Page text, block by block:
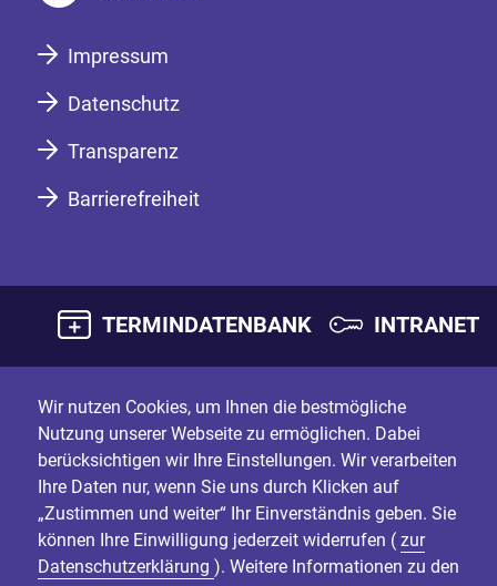
Impressum
Datenschutz
Transparenz
Barrierefreiheit
TERMINDATENBANK INTRANET
Wir nutzen Cookies, um Ihnen die bestmögliche
Nutzung unserer Webseite zu ermöglichen. Dabei
berücksichtigen wir Ihre Einstellungen. Wir verarbeiten
Ihre Daten nur, wenn Sie uns durch Klicken auf
„Zustimmen und weiter“ Ihr Einverständnis geben. Sie
können Ihre Einwilligung jederzeit widerrufen ( zur
Datenschutzerklärung ). Weitere Informationen zu den